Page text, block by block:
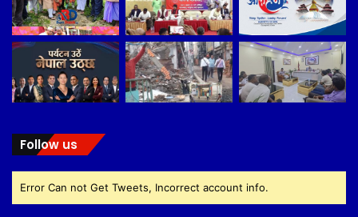
Follow us
Error Can not Get Tweets, Incorrect account info.